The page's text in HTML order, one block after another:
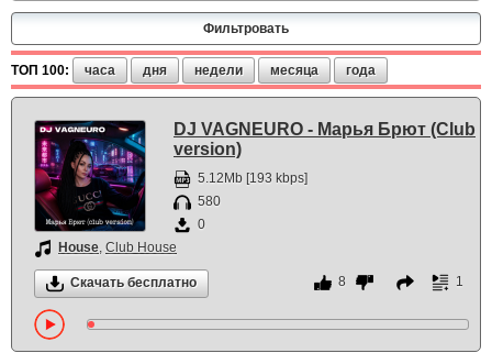
ТОП 100: часа дня недели месяца года
DJ VAGNEURO - Марья Брют (Club
version)
5.12Mb [193 kbps]
580
0
House, Club House
Скачать бесплатно 8 1